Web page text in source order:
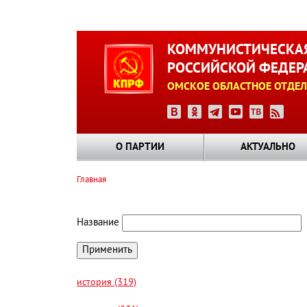
РОССИЙСКОЙ
ОМСКОЕ ОБЛАСТНОЕ
О ПАРТИИ АКТУАЛЬНО
Главная
Название
история (319)